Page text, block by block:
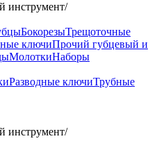
инструмент/
БокорезыТрещоточные
ключиПрочий губцевый и
МолоткиНаборы
Разводные ключиТрубные
инструмент/